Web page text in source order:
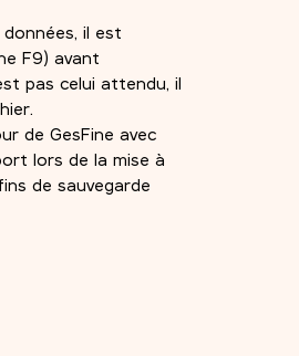
il est
F9) avant
pas celui attendu, il
de GesFine avec
lors de la mise à
de sauvegarde